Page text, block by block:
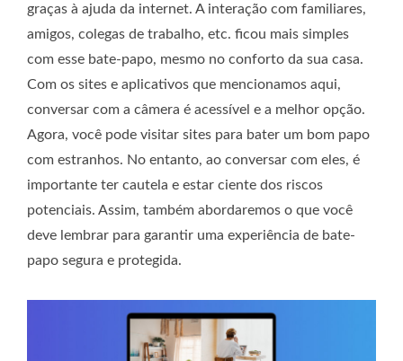
graças à ajuda da internet. A interação com familiares,
amigos, colegas de trabalho, etc. ficou mais simples
com esse bate-papo, mesmo no conforto da sua casa.
Com os sites e aplicativos que mencionamos aqui,
conversar com a câmera é acessível e a melhor opção.
Agora, você pode visitar sites para bater um bom papo
com estranhos. No entanto, ao conversar com eles, é
importante ter cautela e estar ciente dos riscos
potenciais. Assim, também abordaremos o que você
deve lembrar para garantir uma experiência de bate-
papo segura e protegida.